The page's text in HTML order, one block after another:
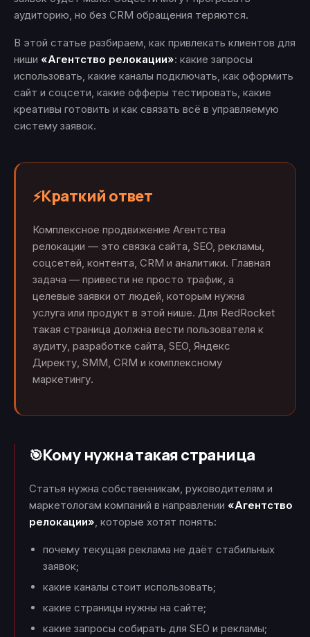
аудиторию, но без CRM обращения теряются.
В этой статье разбираем, как привлекать клиентов для
ниши «Агентство релокации»: какие запросы
использовать, какие каналы подключать, как оформить
сайт и соцсети, какие офферы тестировать, какие
креативы готовить и как связать всё в управляемую
систему заявок.
⚡Краткий ответ
Комплексное продвижение Агентства
релокации — это связка сайта, SEO, рекламы,
соцсетей, контента, CRM и аналитики. Главная
задача — привести не просто трафик, а
целевые заявки от людей, которым нужна
услуга или продукт в этой нише. Для RedRocket
такая страница должна вести пользователя к
аудиту, разработке сайта, SEO, Яндекс
Директу, SMM, CRM и комплексному
маркетингу.
🎯Кому нужна такая страница
Статья нужна собственникам, руководителям и
маркетологам компаний в направлении «Агентство
релокации», которые хотят понять:
почему текущая реклама не даёт стабильных
заявок;
какие каналы стоит использовать;
какие страницы нужны на сайте;
какие запросы собирать для SEO и рекламы;